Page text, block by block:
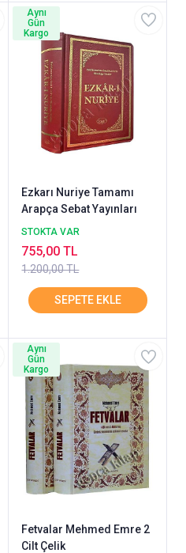
Ezkarı Nuriye Tamamı
Arapça Sebat Yayınları
STOKTA VAR
1.200,00 TL
755,00 TL
Aynı
Gün
Kargo
Fetvalar Mehmed Emre 2
Cilt Çelik
Aynı
Gün
Kargo